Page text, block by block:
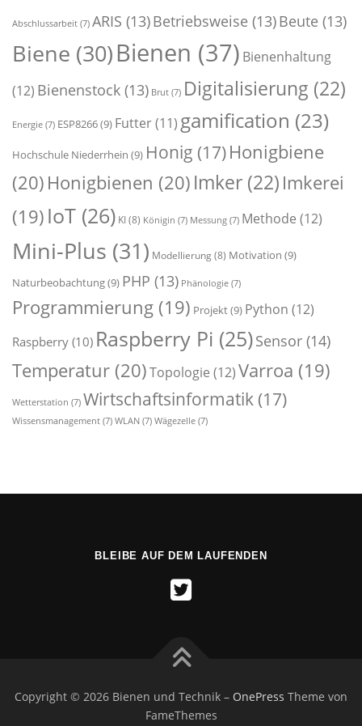
Abschlussarbeit (7) ARIS (13)Betriebsweise (13)Beute (13)
Biene (30)Bienen (37) Bienenhaltung
(12) Bienenstock (13) Brut (7) Digitalisierung (22)
Energie (7) ESP8266(9) Futter(11) gamification (23)
Hochschule Niederrhein (9) Honig (17)Honigbiene
(20)Honigbienen (20)Imker (22) Imkerei
(19) IoT (26) KI(8) Königin (7) Messung (7) Methode (12)
Mini-Plus (31) Modellierung(8) Motivation (9)
Naturbeobachtung(9) PHP (13) Phänologie (7)
Programmierung (19) Projekt(9) Python (12)
Raspberry (10) Raspberry Pi (25)Sensor (14)
Temperatur (20)Topologie (12)Varroa (19)
Wetterstation (7) Wirtschaftsinformatik (17)
Wissensmanagement (7) WLAN (7) Wägezelle (7)
BLEIBE AUF DEM LAUFENDEN
Copyright © 2026 Bienen und Technik – OnePress Theme von
FameThemes